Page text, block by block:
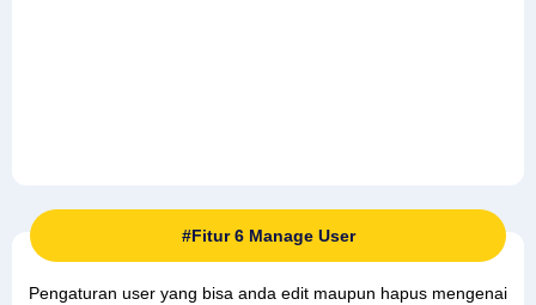
#Fitur 6 Manage User
Pengaturan user yang bisa anda edit maupun hapus mengenai